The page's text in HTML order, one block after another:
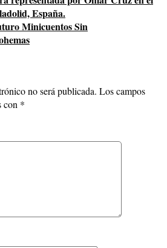
España.
Minicuentos Sin
no será publicada. Los campos
con *